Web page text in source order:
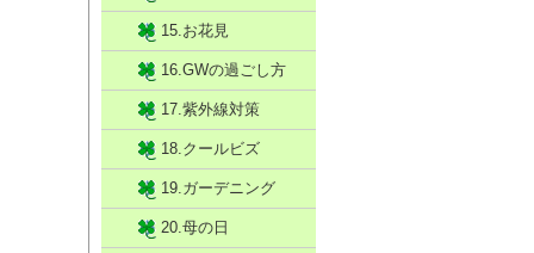
15.お花見
16.GWの過ごし方
17.紫外線対策
18.クールビズ
19.ガーデニング
20.母の日